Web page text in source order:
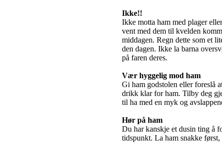
Ikke!!
Ikke motta ham med plager
vent med dem til kvelden
middagen. Regn dette som et
den dagen. Ikke la barna
på faren deres.
Vær hyggelig mod ham
Gi ham godstolen eller foreslå
drikk klar for ham. Tilby deg
til ha med en myk og
Hør på ham
Du har kanskje et dusin ting å
tidspunkt. La ham snakke først,